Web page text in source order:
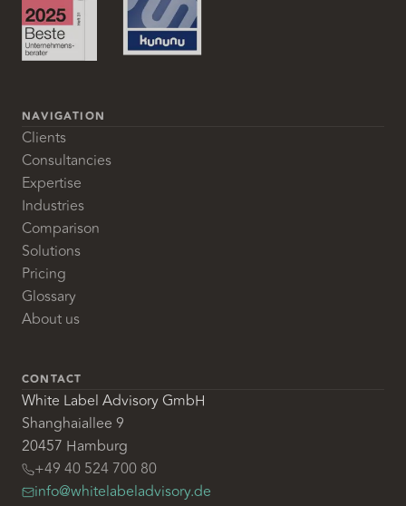
NAVIGATION
Clients
Consultancies
Expertise
Industries
Comparison
Solutions
Pricing
Glossary
About us
CONTACT
White Label Advisory GmbH
Shanghaiallee 9
20457 Hamburg
+49 40 524 700 80
info@whitelabeladvisory.de